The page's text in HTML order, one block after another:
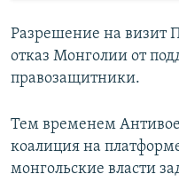
Разрешение на визит
отказ Монголии от
правозащитники.
Тем временем
коалиция на
монгольские власти